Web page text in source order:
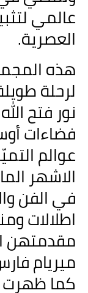
عالمي
العصرية.
هذه
لرحلة
نور فتح
فضاءات
عوالم
الاشهر
في الفن
اطلالات
مقدمتهن
ميريام
كما ظهرت